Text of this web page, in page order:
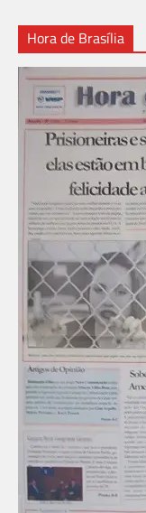
Hora de Brasília